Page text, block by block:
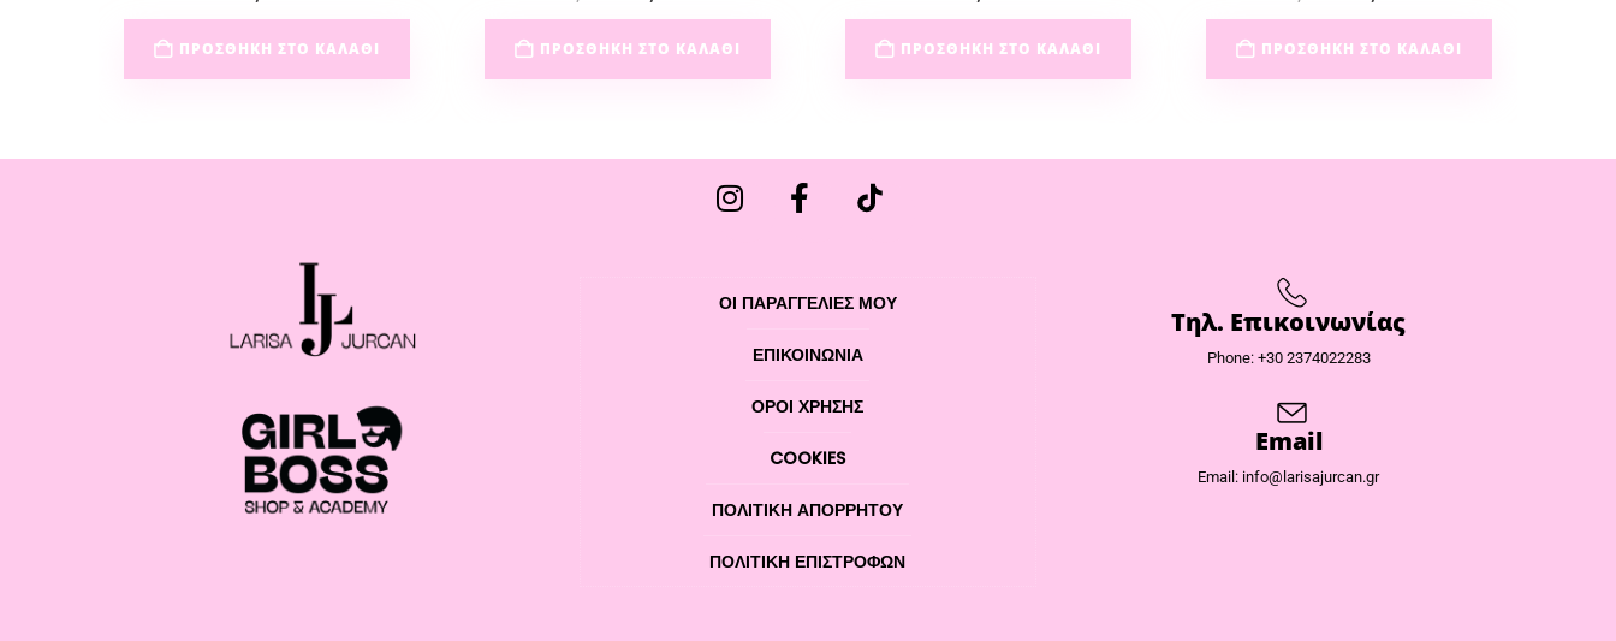
ΠΡΟΣΘΉΚΗ ΣΤΟ ΚΑΛΆΘΙ ΠΡΟΣΘΉΚΗ ΣΤΟ ΚΑΛΆΘΙ ΠΡΟΣΘΉΚΗ ΣΤΟ ΚΑΛΆΘΙ ΠΡΟΣΘΉΚΗ ΣΤΟ ΚΑΛΆΘΙ
ΟΙ ΠΑΡΑΓΓΕΛΙΕΣ ΜΟΥ
ΕΠΙΚΟΙΝΩΝΊΑ
ΌΡΟΙ ΧΡΉΣΗΣ
COOKIES
ΠΟΛΙΤΙΚΉ ΑΠΟΡΡΉΤΟΥ
ΠΟΛΙΤΙΚΉ ΕΠΙΣΤΡΟΦΏΝ
Τηλ. Επικοινωνίας
Phone: +30 2374022283
Email
Email: info@larisajurcan.gr